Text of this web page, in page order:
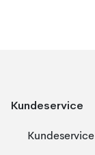
Kundeservice
Kundeservice